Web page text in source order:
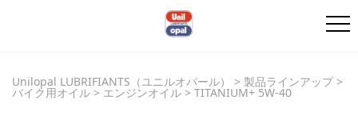
Unilopal LUBRIFIANTS（ユニルオパール） > 製品ラインアップ>
バイク用オイル > エンジンオイル > TITANIUM+ 5W-40